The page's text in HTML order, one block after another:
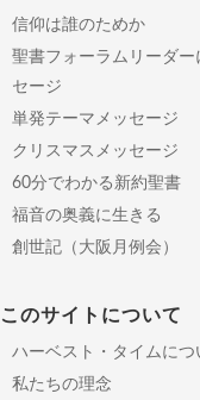
信仰は誰のためか
聖書フォーラムリーダー
セージ
単発テーマメッセージ
クリスマスメッセージ
60分でわかる新約聖書
福音の奥義に生きる
創世記（大阪月例会）
このサイトについて
ハーベスト・タイムにつ
私たちの理念